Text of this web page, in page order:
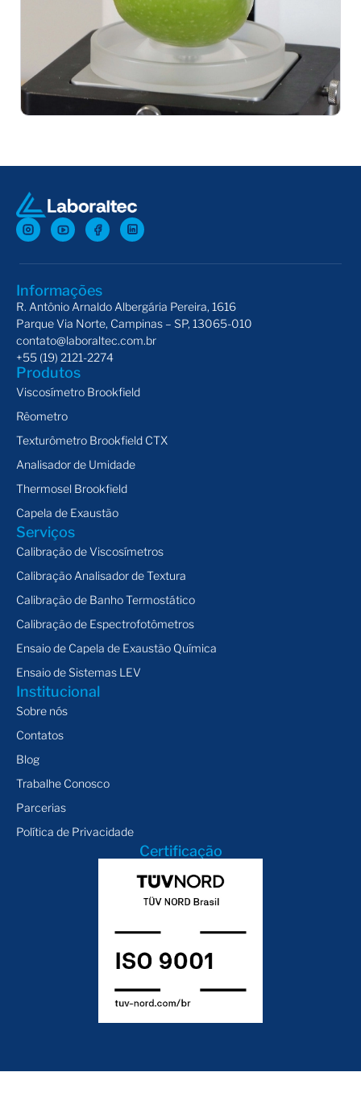
Informações
R. Antônio Arnaldo Albergária Pereira, 1616
Parque Via Norte, Campinas – SP, 13065-010
contato@laboraltec.com.br
+55 (19) 2121-2274
Produtos
Viscosímetro Brookfield
Rêometro
Texturômetro Brookfield CTX
Analisador de Umidade
Thermosel Brookfield
Capela de Exaustão
Serviços
Calibração de Viscosímetros
Calibração Analisador de Textura
Calibração de Banho Termostático
Calibração de Espectrofotômetros
Ensaio de Capela de Exaustão Química
Ensaio de Sistemas LEV
Institucional
Sobre nós
Contatos
Blog
Trabalhe Conosco
Parcerias
Política de Privacidade
Certificação